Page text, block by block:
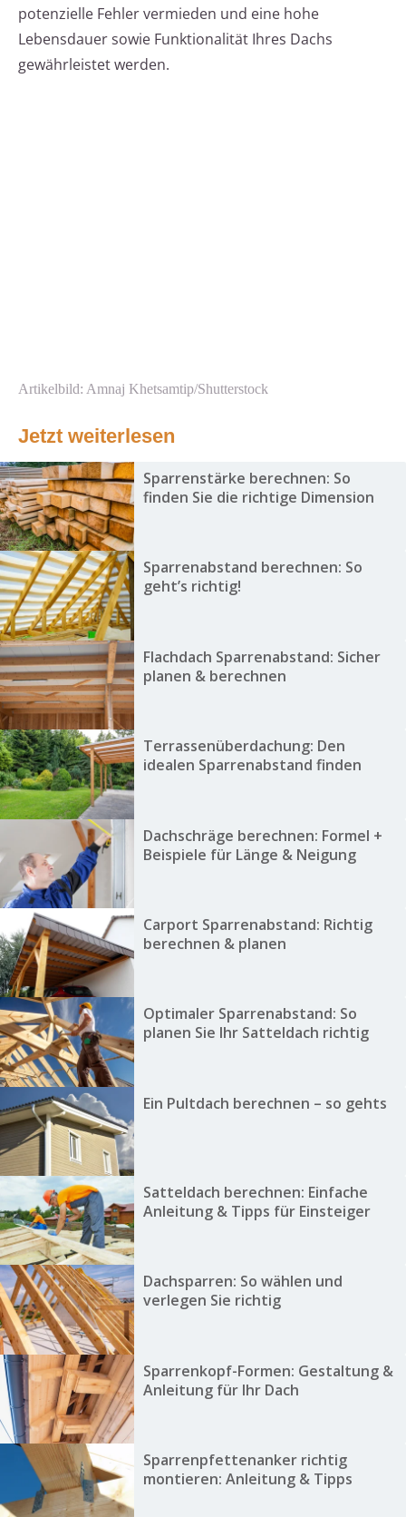
potenzielle Fehler vermieden und eine hohe
Lebensdauer sowie Funktionalität Ihres Dachs
gewährleistet werden.
Artikelbild: Amnaj Khetsamtip/Shutterstock
Jetzt weiterlesen
Sparrenstärke berechnen: So
finden Sie die richtige Dimension
Sparrenabstand berechnen: So
geht’s richtig!
Flachdach Sparrenabstand: Sicher
planen & berechnen
Terrassenüberdachung: Den
idealen Sparrenabstand finden
Dachschräge berechnen: Formel +
Beispiele für Länge & Neigung
Carport Sparrenabstand: Richtig
berechnen & planen
Optimaler Sparrenabstand: So
planen Sie Ihr Satteldach richtig
Ein Pultdach berechnen – so gehts
Satteldach berechnen: Einfache
Anleitung & Tipps für Einsteiger
Dachsparren: So wählen und
verlegen Sie richtig
Sparrenkopf-Formen: Gestaltung &
Anleitung für Ihr Dach
Sparrenpfettenanker richtig
montieren: Anleitung & Tipps